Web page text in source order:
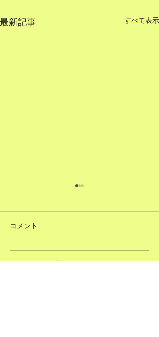
最新記事 すべて表示
#51ただで人に頼むこと
コメント
コメントを追加…